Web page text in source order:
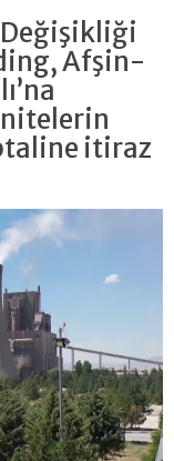
Afşin-
itiraz